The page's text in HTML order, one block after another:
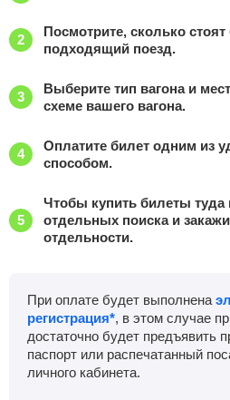
Посмотрите, сколько
подходящий поезд.
Выберите тип вагона и
схеме вашего вагона.
Оплатите билет одним из
способом.
Чтобы купить билеты туда
отдельных поиска и
отдельности.
При оплате будет выполнена
регистрация*, в этом случае
достаточно будет предъявить
паспорт или распечатанный
личного кабинета.